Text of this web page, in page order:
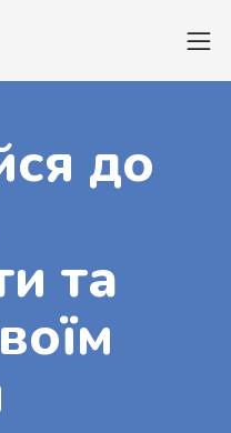
до
та